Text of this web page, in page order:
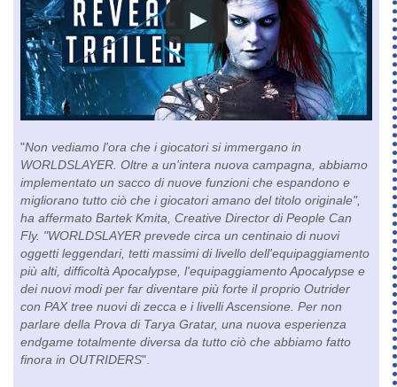
"Non vediamo l'ora che i giocatori si immergano in
WORLDSLAYER. Oltre a un'intera nuova campagna, abbiamo
implementato un sacco di nuove funzioni che espandono e
migliorano tutto ciò che i giocatori amano del titolo originale",
ha affermato Bartek Kmita, Creative Director di People Can
Fly. "WORLDSLAYER prevede circa un centinaio di nuovi
oggetti leggendari, tetti massimi di livello dell'equipaggiamento
più alti, difficoltà Apocalypse, l'equipaggiamento Apocalypse e
dei nuovi modi per far diventare più forte il proprio Outrider
con PAX tree nuovi di zecca e i livelli Ascensione. Per non
parlare della Prova di Tarya Gratar, una nuova esperienza
endgame totalmente diversa da tutto ciò che abbiamo fatto
finora in OUTRIDERS".